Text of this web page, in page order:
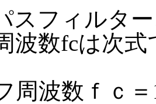
スフィルタ
波数fcは次
周波数ｆｃ